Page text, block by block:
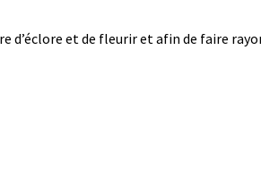
d’éclore et de fleurir et afin de faire